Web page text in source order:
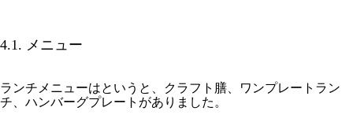
4.1. メニュー
ランチメニューはというと、クラフト膳、ワンプレートラン
チ、ハンバーグプレートがありました。